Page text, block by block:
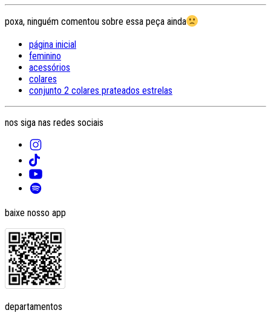
poxa, ninguém comentou sobre essa peça ainda
página inicial
feminino
acessórios
colares
conjunto 2 colares prateados estrelas
nos siga nas redes sociais
baixe nosso app
departamentos